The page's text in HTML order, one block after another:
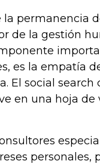
la permanencia
de la gestión
es la empatía
El social
en una hoja de
personales,